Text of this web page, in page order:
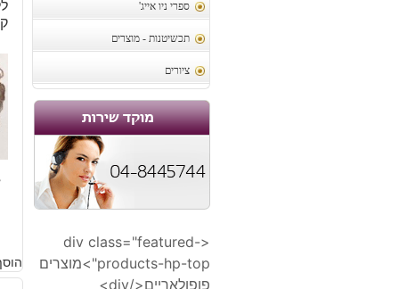
ספרי ניו אייג'
תכשיטנות - מוצרים
ציורים
<div class="featured-
products-hp-top">מוצרים
פופולאריים</div>